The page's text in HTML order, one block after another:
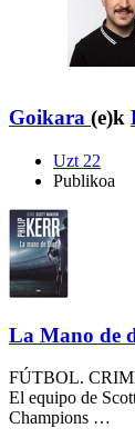
Goikara (e)k
Uzt 22
Publikoa
La Mano de
FÚTBOL.
El equipo de
Champions …